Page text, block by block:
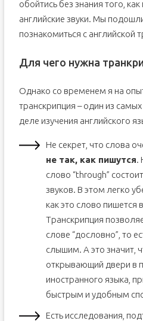
обойтись без знания того,
английские звуки. Мы
познакомиться с английской
Для чего нужна
Однако со временем я на
транскрипция – один из
деле изучения английского
Не секрет, что слова
не так, как пишутся.
слово “through”
звуков. В этом легко
как это слово пишется
Транскрипция
слове “дословно”, то
слышим. А это значит,
открывающий двери в
иностранного языка,
быстрым и удобным
Есть исследования,